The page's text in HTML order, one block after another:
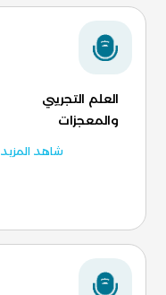
العلم التجريبي
والمعجزات
شاهد المزيد